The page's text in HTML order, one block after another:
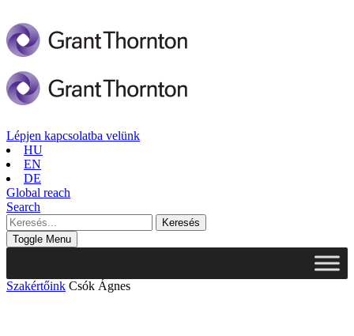
Lépjen kapcsolatba velünk
HU
EN
DE
Global reach
Search
Toggle Menu
Szakértőink Csók Ágnes